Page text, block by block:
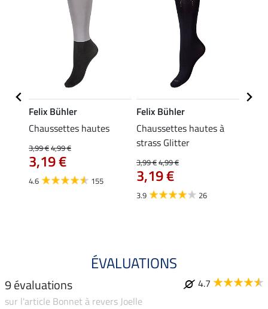
Felix Bühler
Chaussettes hautes
3,99 €4,99 €
3,19 €
4.6 155
Felix Bühler
Chaussettes hautes à
strass Glitter
3,99 €4,99 €
3,19 €
3.9 26
ÉVALUATIONS
9 évaluations
4.7
sur l'article Bonnet à revers Joelle